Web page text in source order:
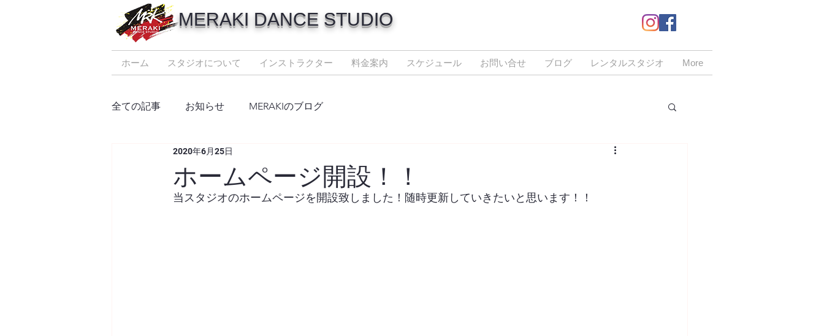
MERAKI DANCE STUDIO
ホーム スタジオについて インストラクター 料金案内 スケジュール お問い合せ ブログ レンタルスタジオ More
全ての記事 お知らせ MERAKIのブログ
ホームページ開設！！
2020年6月25日
当スタジオのホームページを開設致しました！随時更新していきたいと思います！！